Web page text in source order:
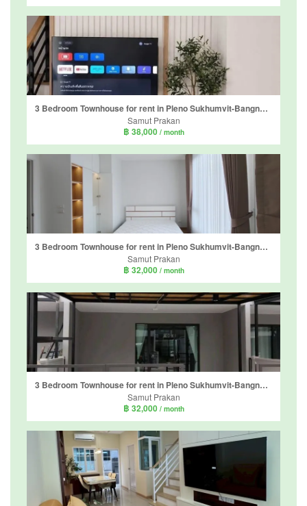
3 Bedroom Townhouse for rent in Pleno Sukhumvit-Bangna 3, Bang Kaeo, Samut Prakan
Samut Prakan
฿ 38,000 / month
3 Bedroom Townhouse for rent in Pleno Sukhumvit-Bangna 2, Bang Kaeo, Samut Prakan
Samut Prakan
฿ 32,000 / month
3 Bedroom Townhouse for rent in Pleno Sukhumvit-Bangna 2, Bang Kaeo, Samut Prakan
Samut Prakan
฿ 32,000 / month